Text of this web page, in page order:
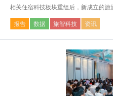
相关住宿科技板块重组后，新成立的旅
报告 数据 旅智科技 资讯